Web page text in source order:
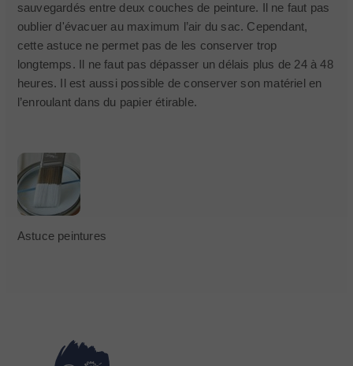
sauvegardés entre deux couches de peinture. Il ne faut pas
oublier d'évacuer au maximum l’air du sac. Cependant,
cette astuce ne permet pas de les conserver trop
longtemps. Il ne faut pas dépasser un délais plus de 24 à 48
heures. Il est aussi possible de conserver son matériel en
l’enroulant dans du papier étirable.
Astuce peintures